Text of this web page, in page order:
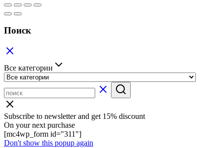
Поиск
Все категории
Subscribe to newsletter and get 15% discount
On your next purchase
[mc4wp_form id="311"]
Don't show this popup again